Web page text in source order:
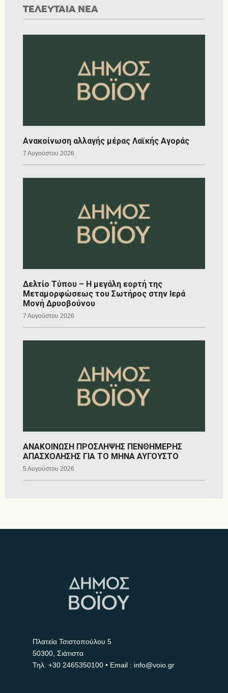
ΤΕΛΕΥΤΑΙΑ ΝΕΑ
Ανακοίνωση αλλαγής μέρας Λαϊκής Αγοράς
7 Αυγούστου 2026
Δελτίο Τύπου – Η μεγάλη εορτή της
Μεταμορφώσεως του Σωτήρος στην Ιερά
Μονή Δρυοβούνου
7 Αυγούστου 2026
ΑΝΑΚΟΙΝΩΣΗ ΠΡΟΣΛΗΨΗΣ ΠΕΝΘΗΜΕΡΗΣ
ΑΠΑΣΧΟΛΗΣΗΣ ΓΙΑ ΤΟ ΜΗΝΑ ΑΥΓΟΥΣΤΟ
5 Αυγούστου 2026
Πλατεία Τσιστοπούλου 5
50300, Σιάτιστα
Τηλ. +30 2465350100 • Email : info@voio.gr